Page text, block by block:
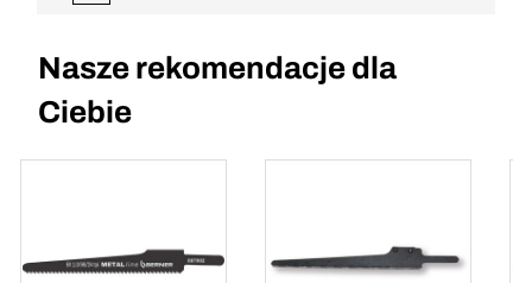
Nasze rekomendacje dla
Ciebie